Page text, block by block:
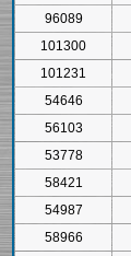
96089
101300
101231
54646
56103
53778
58421
54987
58966